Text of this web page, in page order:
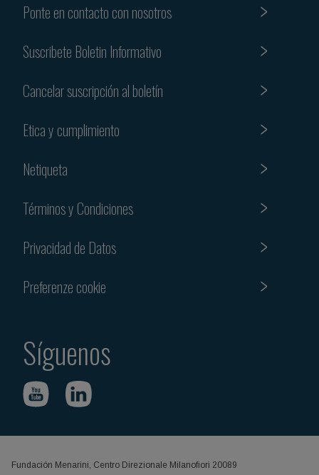
Ponte en contacto con nosotros
Suscribete Boletin Informativo
Cancelar suscripción al boletín
Etica y cumplimiento
Netiqueta
Términos y Condiciones
Privacidad de Datos
Preferenze cookie
Síguenos
Fundación Menarini, Centro Direzionale Milanofiori 20089